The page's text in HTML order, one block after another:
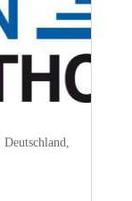
Deutschland,